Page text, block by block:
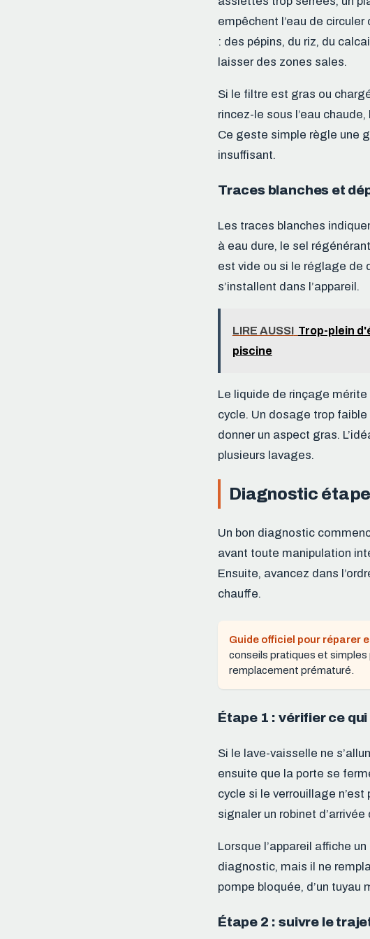
empêchent l’eau de
: des pépins, du riz, du
laisser des zones sales.
Si le filtre est gras ou
rincez-le sous l’eau
Ce geste simple règle une
insuffisant.
Traces blanches et
Les traces blanches
à eau dure, le sel
est vide ou si le réglage de
s’installent dans l’appareil.
LIRE AUSSI Trop-plein
piscine
Le liquide de rinçage mérite
cycle. Un dosage trop
donner un aspect gras.
plusieurs lavages.
Diagnostic
Un bon diagnostic
avant toute manipulation
Ensuite, avancez dans
chauffe.
Guide officiel pour réparer
conseils pratiques et
remplacement prématuré.
Étape 1 : vérifier ce
Si le lave-vaisselle ne
ensuite que la porte se
cycle si le verrouillage
signaler un robinet d’arrivée
Lorsque l’appareil affiche
diagnostic, mais il ne
pompe bloquée, d’un tuyau
Étape 2 : suivre le